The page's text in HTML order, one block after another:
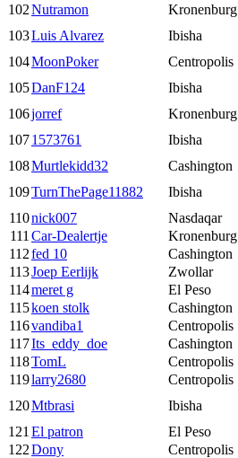
102Nutramon Kronenburg
103Luis Alvarez Ibisha
104MoonPoker Centropolis
105DanF124 Ibisha
106jorref Kronenburg
1071573761 Ibisha
108Murtlekidd32 Cashington
109TurnThePage11882 Ibisha
110nick007 Nasdaqar
111 Car-Dealertje Kronenburg
112fed 10 Cashington
113Joep Eerlijk Zwollar
114meret g El Peso
115koen stolk Cashington
116vandiba1 Centropolis
117Its_eddy_doe Cashington
118TomL Centropolis
119larry2680 Centropolis
120Mtbrasi Ibisha
121 El patron El Peso
122Dony Centropolis